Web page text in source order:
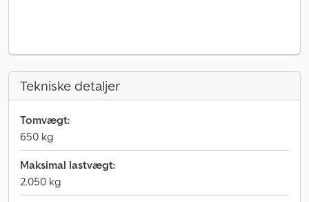
Tekniske detaljer
Tomvægt:
650 kg
Maksimal lastvægt:
2.050 kg